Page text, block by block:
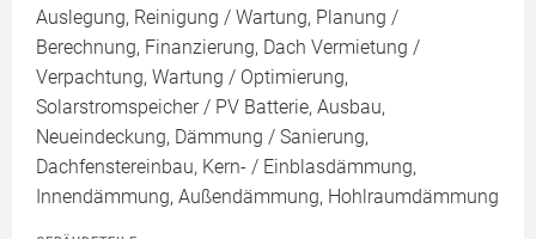
Auslegung, Reinigung / Wartung, Planung /
Berechnung, Finanzierung, Dach Vermietung /
Verpachtung, Wartung / Optimierung,
Solarstromspeicher / PV Batterie, Ausbau,
Neueindeckung, Dämmung / Sanierung,
Dachfenstereinbau, Kern- / Einblasdämmung,
Innendämmung, Außendämmung, Hohlraumdämmung